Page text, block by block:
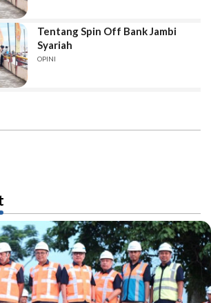
Tentang Spin Off Bank Jambi
Syariah
OPINI